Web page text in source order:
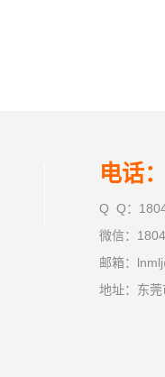
电话
Q Q：
微信：
邮箱：
地址：东